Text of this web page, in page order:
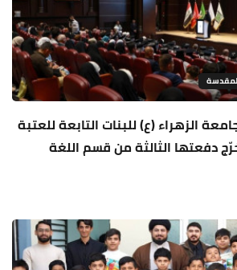
الزهراء (ع) للبنات التابعة للعتبة
دفعتها الثالثة من قسم اللغة